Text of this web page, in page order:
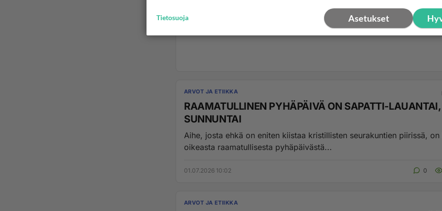
ARVOT JA ETIIKKA
RAAMATULLINEN PYHÄPÄIVÄ ON SAPATTI-
SUNNUNTAI
Aihe, josta ehkä on eniten kiistaa kristillisten seurakuntien piirissä,
oikeasta raamatullisesta pyhäpäivästä...
01.07.2026 10:02 0
ARVOT JA ETIIKKA
Asetukset
Tietosuoja